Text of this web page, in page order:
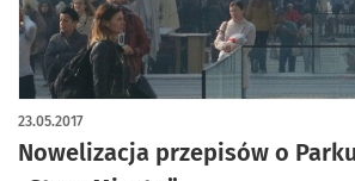
Nowelizacja przepisów o
23.05.2017